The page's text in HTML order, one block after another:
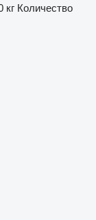
кг Количество